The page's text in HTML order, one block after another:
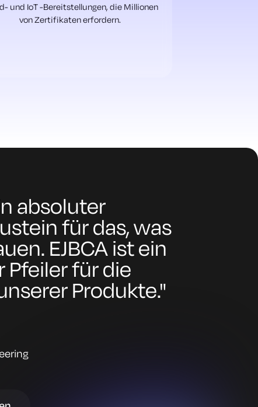
und IoT -Bereitstellungen, die Millionen
von Zertifikaten erfordern.
absoluter
für das, was
EJBCA ist ein
für die
Produkte."